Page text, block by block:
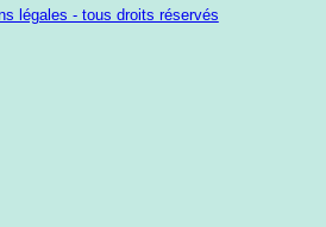
légales - tous droits réservés